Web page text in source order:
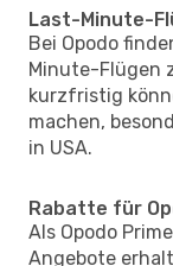
Last-Minute-
Bei Opodo
Minute-Flügen
kurzfristig
machen,
in USA.
Rabatte für
Als Opodo
Angebote